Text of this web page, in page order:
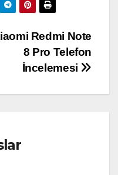
Redmi Note
8 Pro Telefon
İncelemesi